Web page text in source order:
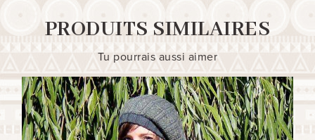
PRODUITS SIMILAIRES
Tu pourrais aussi aimer